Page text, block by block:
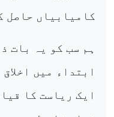
کامیابیاں حاصل
ہم سب کو یہ بات
ابتداء میں
ایک ریاست کا